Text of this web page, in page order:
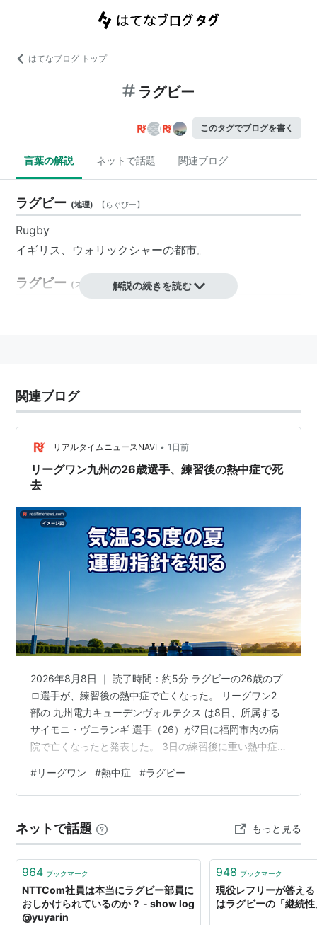
はてなブログ トップ
ラグビー
このタグでブログを書く
言葉の解説 ネットで話題 関連ブログ
ラグビー (地理) 【 らぐびー】
Rugby
イギリス 、 ウォリックシャーの都市。
ラグビー (スポーツ 【らぐびー】
をつけて、ラグビー選手を「ラガー（rugger）」とも呼
ぶ。
起源は、中世ヨーロッパで行われていた民族フットボー
ルであり、1871年に競技規則が確立されラグビーが生ま
れた。*1
楕円形のボールを相手のインゴールまで手または足を使
って運び得点を競う。
大きく分けてユニオンラグビーとリーグラグビー
がある
ラグビーと呼ぶ場合は前者を指す。
プレーする人数によって15人制と7人制（セブンズラグ
ビー）に分けられる。一般には15人制だが、7人制はワ
ールドゲームズに採用され、2016年のリオデジャネイ
ロオリンピックより、オリンピック種目として正式に採
用されることになった。
ウェールズ・ニュージーランドなどでは国技となってい
る。
ポジション
ポジション名は国によって微妙に異なる。日本では以下
フロントロー
フッカー(HO)(2)
セカンドロー
ロック(LO)(4,5)
解説の続きを読む
関連ブログ
リアルタイムニュースNAVI • 1日前
リーグワン九州の26歳選手、練習後の熱中症で死
去
2026年8月8日 ｜ 読了時間：約5分 ラグビーの26歳のプ
ロ選手が、練習後の熱中症で亡くなった。 リーグワン2
部の 九州電力キューデンヴォルテクス は8日、所属する
サイモニ・ヴニランギ 選手（26）が7日に福岡市内の病
院で亡くなったと発表した。 3日の練習後に重い熱中症
た。 搬送から、わずか 4日後 のことだった。 フィジー出
身の若い選手の、突然の訃報だった。 鍛え抜かれた体で
と 大東文化大から九州へ、加入1か月での訃報 3日の練習
後に発症、午後5時の気温は約35度 気温35度は「運動は
原…
#リーグワン #熱中症 #ラグビー
ネットで話題 もっと見る
964 ブックマーク
NTTCom社員は本当にラグビー部員に
おしかけられているのか？ - show log
@yuyarin
948 ブックマーク
現役レフリーが答え
はラグビーの「継続